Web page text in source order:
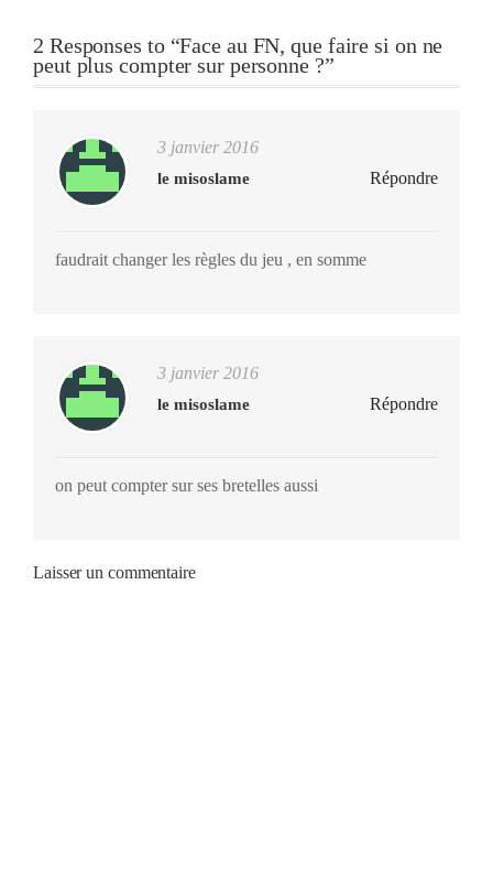
2 Responses to “Face au FN, que faire si on ne
peut plus compter sur personne ?”
3 janvier 2016
le misoslame Répondre
faudrait changer les règles du jeu , en somme
3 janvier 2016
le misoslame Répondre
on peut compter sur ses bretelles aussi
Laisser un commentaire